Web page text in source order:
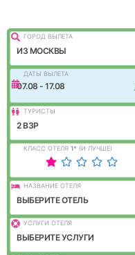
ГОРОД ВЫЛEТА
ИЗ МОСКВЫ
ДАТЫ ВЫЛЕТА
07.08 - 17.08
ТУРИСТЫ
2 ВЗР
КЛАСС ОТЕЛЯ 1* (И ЛУЧШЕ)
НАЗВАНИЕ ОТЕЛЯ
ВЫБЕРИТЕ ОТЕЛЬ
УСЛУГИ ОТЕЛЯ
ВЫБЕРИТЕ УСЛУГИ